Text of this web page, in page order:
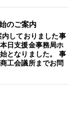
のご案内
しておりました事
日支援金事務局ホ
となりました。 事
工会議所までお問